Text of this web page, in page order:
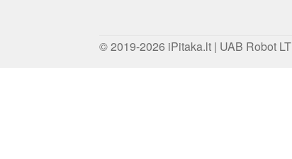
© 2019-2026 iPitaka.lt | UAB Robot LT